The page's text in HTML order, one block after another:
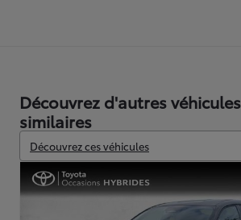
Découvrez d'autres
similaires
Découvrez ces véhicules